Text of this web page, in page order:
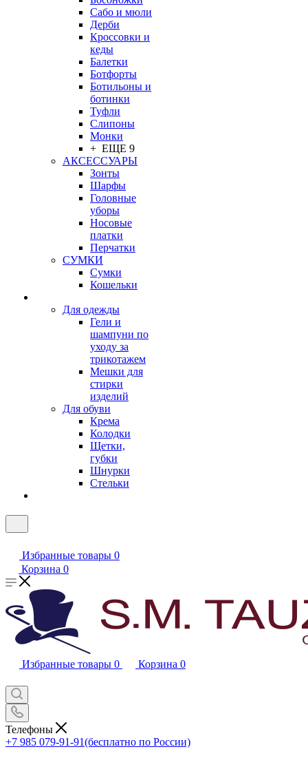
Сабо и мюли
Дерби
Кроссовки и
кеды
Балетки
Ботфорты
Ботильоны и
ботинки
Туфли
Слипоны
Монки
+ ЕЩЕ 9
АКСЕССУАРЫ
Зонты
Шарфы
Головные
уборы
Носовые
платки
Перчатки
СУМКИ
Сумки
Кошельки
Для одежды
Гели и
шампуни по
уходу за
трикотажем
Мешки для
стирки
изделий
Для обуви
Крема
Колодки
Щетки,
губки
Шнурки
Стельки
Избранные товары 0
Корзина 0
Избранные товары 0 Корзина 0
Телефоны
+7 985 079-91-91(бесплатно по России)